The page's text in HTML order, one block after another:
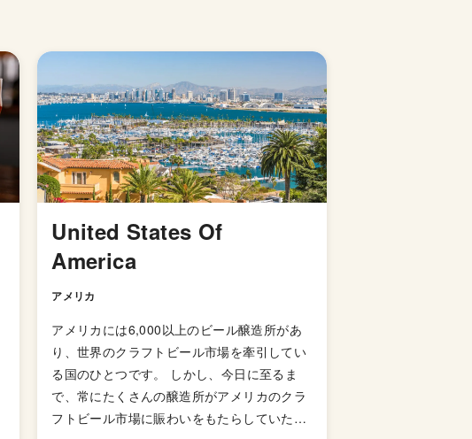
United States Of
America
アメリカ
アメリカには6,000以上のビール醸造所があ
り、世界のクラフトビール市場を牽引してい
る国のひとつです。 しかし、今日に至るま
で、常にたくさんの醸造所がアメリカのクラ
フトビール市場に賑わいをもたらしていた訳